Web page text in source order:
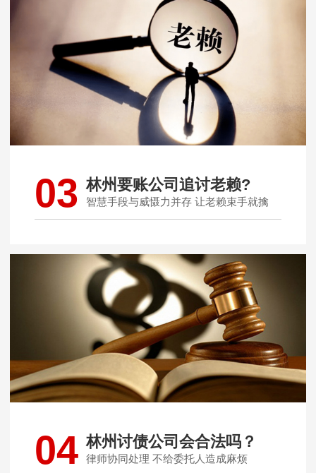
03 林州要账公司追讨老赖?
智慧手段与威慑力并存 让老赖束手就擒
04 林州讨债公司会合法吗？
律师协同处理 不给委托人造成麻烦